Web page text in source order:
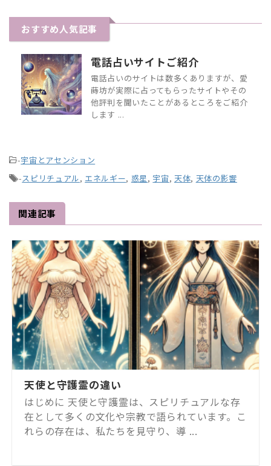
おすすめ人気記事
電話占いサイトご紹介
電話占いのサイトは数多くありますが、愛
蒔坊が実際に占ってもらったサイトやその
他評判を聞いたことがあるところをご紹介
します ...
-宇宙とアセンション
-スピリチュアル, エネルギー, 惑星, 宇宙, 天体, 天体の影響
関連記事
天使と守護霊の違い
はじめに 天使と守護霊は、スピリチュアルな存
在として多くの文化や宗教で語られています。こ
れらの存在は、私たちを見守り、導 ...